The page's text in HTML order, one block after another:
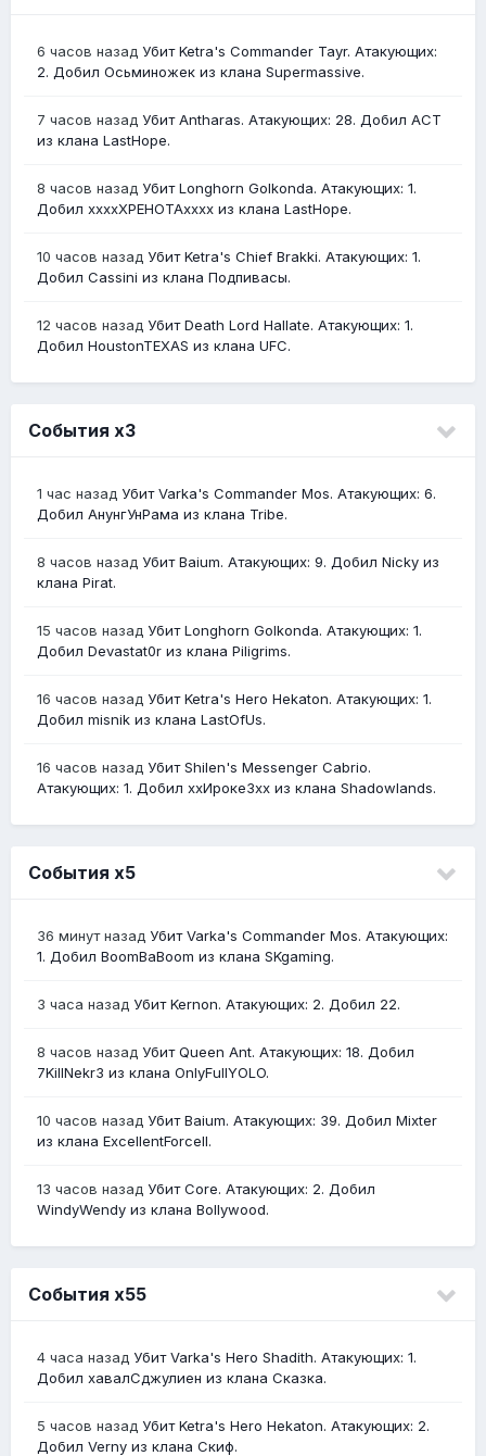
6 часов назад Убит Ketra's Commander Tayr. Атакующих:
2. Добил Осьминожек из клана Supermassive.
7 часов назад Убит Antharas. Атакующих: 28. Добил АСТ
из клана LastHope.
8 часов назад Убит Longhorn Golkonda. Атакующих: 1.
Добил ххххХРЕНОТАхххх из клана LastHope.
10 часов назад Убит Ketra's Chief Brakki. Атакующих: 1.
Добил Cassini из клана Подпивасы.
12 часов назад Убит Death Lord Hallate. Атакующих: 1.
Добил HoustonTEXAS из клана UFC.
События х3
1 час назад Убит Varka's Commander Mos. Атакующих: 6.
Добил АнунгУнРама из клана Tribe.
8 часов назад Убит Baium. Атакующих: 9. Добил Nicky из
клана Pirat.
15 часов назад Убит Longhorn Golkonda. Атакующих: 1.
Добил Devastat0r из клана Piligrims.
16 часов назад Убит Ketra's Hero Hekaton. Атакующих: 1.
Добил misnik из клана LastOfUs.
16 часов назад Убит Shilen's Messenger Cabrio.
Атакующих: 1. Добил ххИрокеЗхх из клана Shadowlands.
События х5
36 минут назад Убит Varka's Commander Mos. Атакующих:
1. Добил BoomBaBoom из клана SKgaming.
3 часа назад Убит Kernon. Атакующих: 2. Добил 22.
8 часов назад Убит Queen Ant. Атакующих: 18. Добил
7KillNekr3 из клана OnlyFullYOLO.
10 часов назад Убит Baium. Атакующих: 39. Добил Mixter
из клана ExcellentForceII.
13 часов назад Убит Core. Атакующих: 2. Добил
WindyWendy из клана Bollywood.
События х55
4 часа назад Убит Varka's Hero Shadith. Атакующих: 1.
Добил хавалСджулиен из клана Сказка.
5 часов назад Убит Ketra's Hero Hekaton. Атакующих: 2.
Добил Verny из клана Скиф.